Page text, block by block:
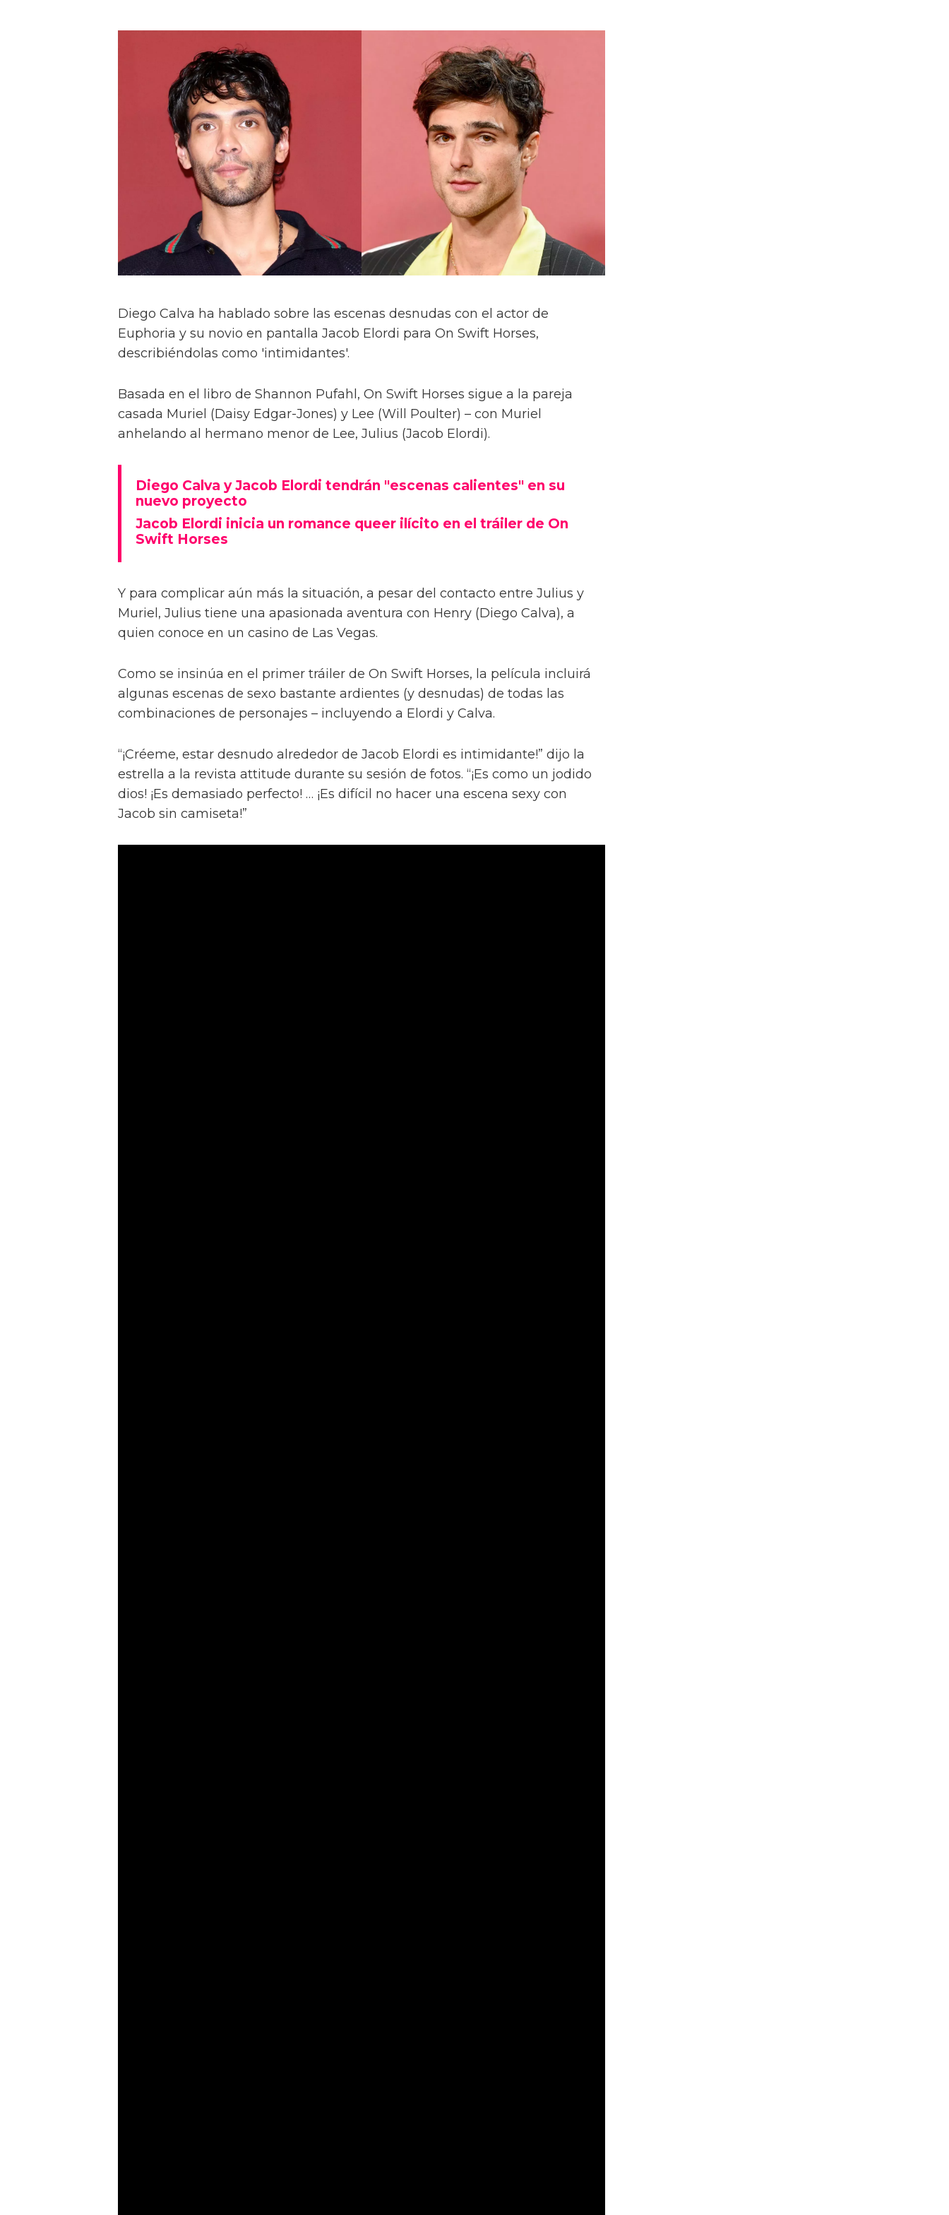
Diego Calva ha hablado sobre las escenas desnudas con el actor de
Euphoria y su novio en pantalla Jacob Elordi para On Swift Horses,
describiéndolas como 'intimidantes'.
Basada en el libro de Shannon Pufahl, On Swift Horses sigue a la pareja
casada Muriel (Daisy Edgar-Jones) y Lee (Will Poulter) – con Muriel
anhelando al hermano menor de Lee, Julius (Jacob Elordi).
Diego Calva y Jacob Elordi tendrán "escenas calientes" en su
nuevo proyecto
Jacob Elordi inicia un romance queer ilícito en el tráiler de On
Swift Horses
Y para complicar aún más la situación, a pesar del contacto entre Julius y
Muriel, Julius tiene una apasionada aventura con Henry (Diego Calva), a
quien conoce en un casino de Las Vegas.
Como se insinúa en el primer tráiler de On Swift Horses, la película incluirá
algunas escenas de sexo bastante ardientes (y desnudas) de todas las
combinaciones de personajes – incluyendo a Elordi y Calva.
“¡Créeme, estar desnudo alrededor de Jacob Elordi es intimidante!” dijo la
estrella a la revista attitude durante su sesión de fotos. “¡Es como un jodido
dios! ¡Es demasiado perfecto! … ¡Es difícil no hacer una escena sexy con
Jacob sin camiseta!”